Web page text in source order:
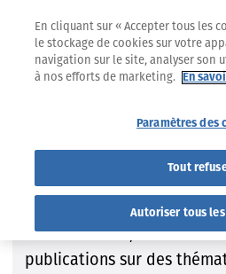
Documentation
Documentation
Grâce à notre expertise
soins de santé, nous
publications sur des
En cliquant sur « Accepter tous les
le stockage de cookies sur votre
navigation sur le site, analyser son
à nos efforts de marketing.
En
Paramètres des
Tout
Autoriser tous